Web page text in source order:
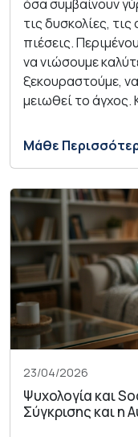
όσα συμβαίνουν
τις δυσκολίες,
πιέσεις.
να νιώσουμε
ξεκουραστούμε,
μειωθεί το άγχος.
Μάθε
23/04/2026
Ψυχολογία και
Σύγκρισης και η